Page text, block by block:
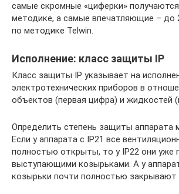
самые скромные «циферки»
методике, а самые впечатляющие – до
по методике Telwin.
Исполнение: класс защиты IP
Класс защиты IP указывает на
электротехнических приборов в
объектов (первая цифра) и жидкостей
Определить степень защиты аппарата
Если у аппарата с IP21 все
полностью открыты, то у IP22 они уже
выступающими козырьками. А у
козырьки почти полностью закрывают